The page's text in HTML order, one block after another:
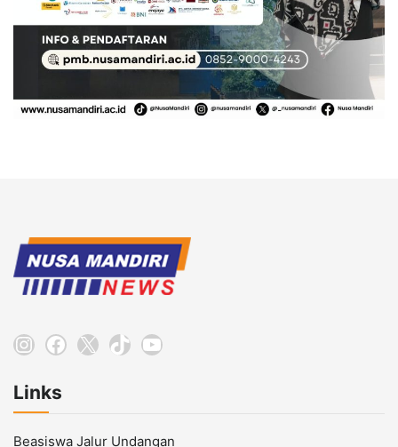
Instagram
Facebook
X TikTokYouTube
Links
Beasiswa Jalur Undangan